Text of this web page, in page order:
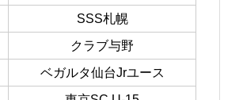
SSS札幌
クラブ与野
ベガルタ仙台Jrユース